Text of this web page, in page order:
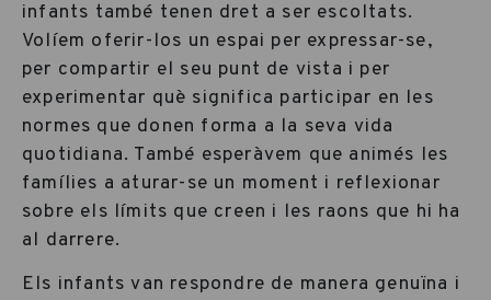
infants també tenen dret a ser escoltats.
Volíem oferir-los un espai per expressar-se,
per compartir el seu punt de vista i per
experimentar què significa participar en les
normes que donen forma a la seva vida
quotidiana. També esperàvem que animés les
famílies a aturar-se un moment i reflexionar
sobre els límits que creen i les raons que hi ha
al darrere.
Els infants van respondre de manera genuïna i